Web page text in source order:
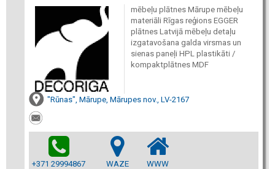
mēbeļu plātnes Mārupe mēbeļu
materiāli Rīgas reģions EGGER
plātnes Latvijā mēbeļu detaļu
izgatavošana galda virsmas un
sienas paneļi HPL plastikāti /
kompaktplātnes MDF
"Rūnas", Mārupe, Mārupes nov., LV-2167
+371 29994867
WAZE
WWW